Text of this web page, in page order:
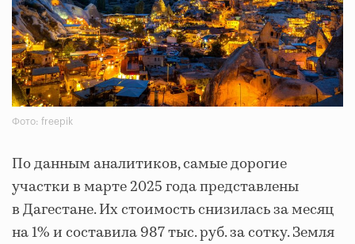
Фото: freepik
По данным аналитиков, самые дорогие
участки в марте 2025 года представлены
в Дагестане. Их стоимость снизилась за месяц
на 1% и составила 987 тыс. руб. за сотку. Земля